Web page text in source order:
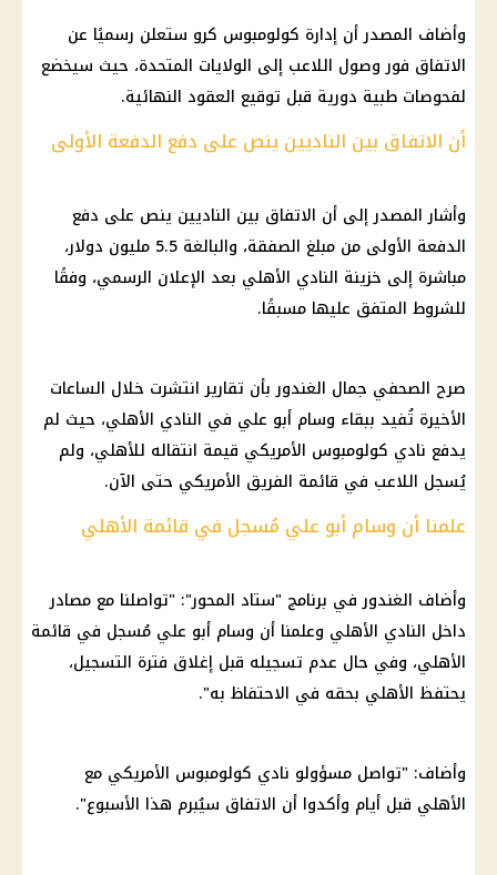
وأضاف المصدر أن إدارة كولومبوس كرو ستعلن رسميًا عن
الاتفاق فور وصول اللاعب إلى الولايات المتحدة، حيث سيخضع
لفحوصات طبية دورية قبل توقيع العقود النهائية.
أن الاتفاق بين الناديين ينص على دفع الدفعة الأولى
وأشار المصدر إلى أن الاتفاق بين الناديين ينص على دفع
الدفعة الأولى من مبلغ الصفقة، والبالغة 5.5 مليون
دولار،
مباشرة إلى خزينة النادي الأهلي بعد الإعلان الرسمي، وفقًا
للشروط المتفق عليها مسبقًا.
صرح الصحفي جمال الغندور بأن تقارير انتشرت خلال الساعات
الأخيرة تُفيد ببقاء وسام أبو علي في النادي الأهلي، حيث لم
يدفع نادي كولومبوس الأمريكي قيمة انتقاله للأهلي، ولم
يُسجل اللاعب في قائمة الفريق الأمريكي حتى الآن.
علمنا أن وسام أبو علي مُسجل في قائمة الأهلي
وأضاف الغندور في برنامج "ستاد المحور": "تواصلنا مع مصادر
داخل النادي الأهلي وعلمنا أن وسام أبو علي مُسجل في قائمة
الأهلي، وفي حال عدم تسجيله قبل إغلاق فترة التسجيل،
يحتفظ الأهلي بحقه في الاحتفاظ به".
وأضاف: "تواصل مسؤولو نادي كولومبوس الأمريكي مع
الأهلي قبل أيام وأكدوا أن الاتفاق سيُبرم هذا الأسبوع".